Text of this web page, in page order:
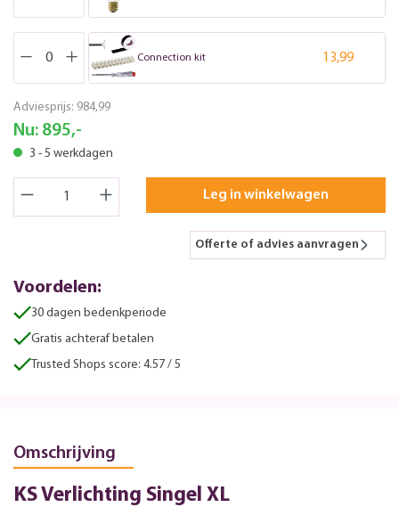
Connection kit 13,99
Adviesprijs: 984,99
Nu: 895,-
3 - 5 werkdagen
Leg in winkelwagen
Offerte of advies aanvragen
Voordelen:
30 dagen bedenkperiode
Gratis achteraf betalen
Trusted Shops score: 4.57 / 5
Omschrijving
KS Verlichting Singel XL